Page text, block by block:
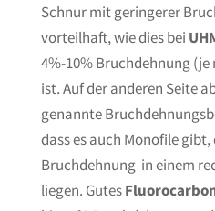
Schnur mit geringerer
vorteilhaft, wie dies bei
4%-10% Bruchdehnung
ist. Auf der anderen Seite
genannte
dass es auch Monofile
Bruchdehnung in einem
liegen. Gutes